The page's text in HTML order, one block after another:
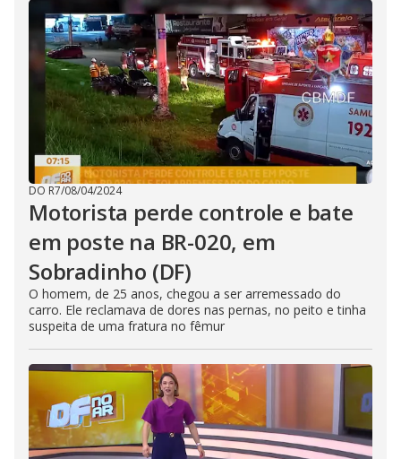
DO R7/08/04/2024
Motorista perde controle e bate
em poste na BR-020, em
Sobradinho (DF)
O homem, de 25 anos, chegou a ser arremessado do
carro. Ele reclamava de dores nas pernas, no peito e tinha
suspeita de uma fratura no fêmur